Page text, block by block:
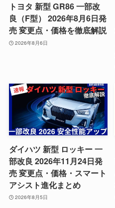
トヨタ 新型 GR86 一部改
良（F型） 2026年8月6日発
売 変更点・価格を徹底解説
2026年8月6日
ダイハツ 新型 ロッキー 一
部改良 2026年11月24日発
売 変更点・価格・スマート
アシスト進化まとめ
2026年8月5日